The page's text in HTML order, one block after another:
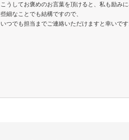
こうしてお褒めのお言葉を頂けると、私も励み
些細なことでも結構ですので、
いつでも担当までご連絡いただけますと幸いで